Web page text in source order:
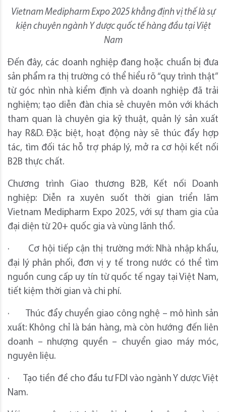
Vietnam Medipharm Expo 2025 khẳng định vị thế là sự
kiện chuyên ngành Y dược quốc tế hàng đầu tại Việt
Nam
Đến đây, các doanh nghiệp đang hoặc chuẩn bị đưa
sản phẩm ra thị trường có thể hiểu rõ “quy trình thật”
từ góc nhìn nhà kiểm định và doanh nghiệp đã trải
nghiệm; tạo diễn đàn chia sẻ chuyên môn với khách
tham quan là chuyên gia kỹ thuật, quản lý sản xuất
hay R&D. Đặc biệt, hoạt động này sẽ thúc đẩy hợp
tác, tìm đối tác hỗ trợ pháp lý, mở ra cơ hội kết nối
B2B thực chất.
Chương trình Giao thương B2B, Kết nối Doanh
nghiệp: Diễn ra xuyên suốt thời gian triển lãm
Vietnam Medipharm Expo 2025, với sự tham gia của
đại diện từ 20+ quốc gia và vùng lãnh thổ.
· Cơ hội tiếp cận thị trường mới: Nhà nhập khẩu,
đại lý phân phối, đơn vị y tế trong nước có thể tìm
nguồn cung cấp uy tín từ quốc tế ngay tại Việt Nam,
tiết kiệm thời gian và chi phí.
· Thúc đẩy chuyển giao công nghệ – mô hình sản
xuất: Không chỉ là bán hàng, mà còn hướng đến liên
doanh – nhượng quyền – chuyển giao máy móc,
nguyên liệu.
· Tạo tiền đề cho đầu tư FDI vào ngành Y dược Việt
Nam.